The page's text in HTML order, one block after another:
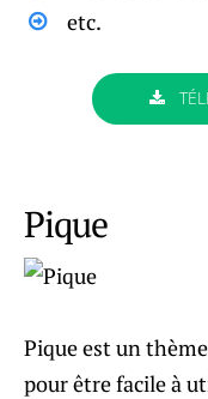
etc.
Pique
Pique est un
pour être facile à